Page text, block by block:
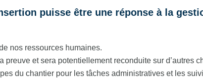
puisse être une réponse à la
nos ressources humaines.
preuve et sera potentiellement reconduite sur d’autres
du chantier pour les tâches administratives et les